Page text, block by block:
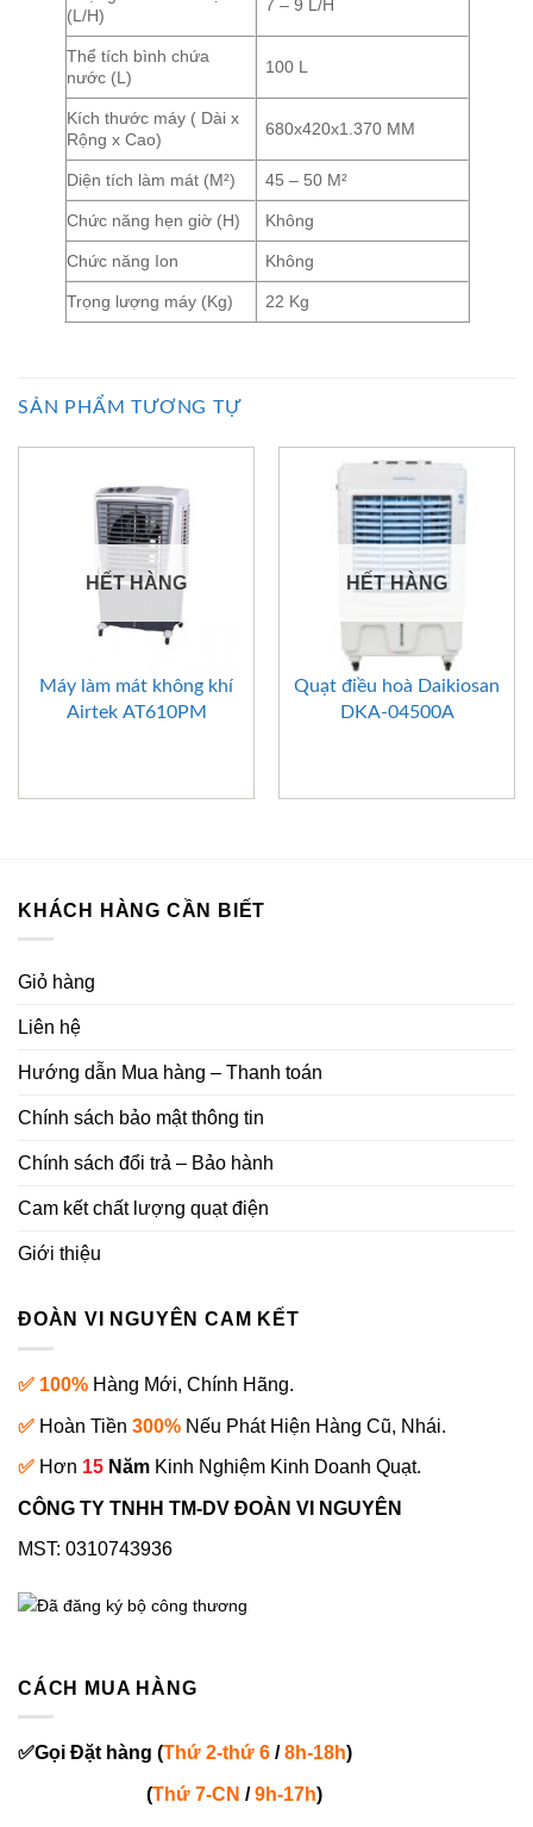
(L/H)
7 – 9 L/H
Thể tích bình chứa
nước (L)
100 L
Kích thước máy ( Dài x
Rộng x Cao)
680x420x1.370 MM
Diện tích làm mát (M²) 45 – 50 M²
Chức năng hẹn giờ (H) Không
Chức năng Ion Không
Trọng lượng máy (Kg) 22 Kg
SẢN PHẨM TƯƠNG TỰ
HẾT HÀNG
Máy làm mát không khí
Airtek AT610PM
HẾT HÀNG
Quạt điều hoà Daikiosan
DKA-04500A
KHÁCH HÀNG CẦN BIẾT
Giỏ hàng
Liên hệ
Hướng dẫn Mua hàng – Thanh toán
Chính sách bảo mật thông tin
Chính sách đổi trả – Bảo hành
Cam kết chất lượng quạt điện
Giới thiệu
ĐOÀN VI NGUYÊN CAM KẾT
✅ 100% Hàng Mới, Chính Hãng.
✅ Hoàn Tiền 300% Nếu Phát Hiện Hàng Cũ, Nhái.
✅ Hơn 15 Năm Kinh Nghiệm Kinh Doanh Quạt.
CÔNG TY TNHH TM-DV ĐOÀN VI NGUYÊN
MST: 0310743936
CÁCH MUA HÀNG
✅Gọi Đặt hàng (Thứ 2-thứ 6 /8h-18h)
(Thứ 7-CN /9h-17h)